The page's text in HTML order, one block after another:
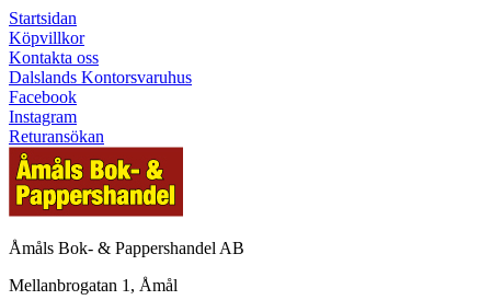
Startsidan
Köpvillkor
Kontakta oss
Dalslands Kontorsvaruhus
Facebook
Instagram
Returansökan
Åmåls Bok- & Pappershandel AB
Mellanbrogatan 1, Åmål